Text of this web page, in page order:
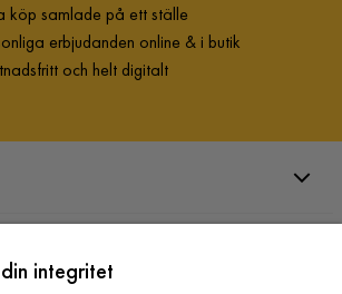
köp samlade på ett ställe
erbjudanden online & i butik
och helt digitalt
integritet